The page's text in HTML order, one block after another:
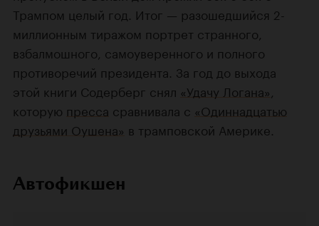
Трампом целый год. Итог — разошедшийся 2-
миллионным тиражом портрет странного,
взбалмошного, самоуверенного и полного
противоречий президента. За год до выхода
этой книги Содерберг снял «Удачу Логана»
которую пресса сравнивала с «Одиннадцатью
друзьями Оушена» в трамповской Америке.
Автофикшен